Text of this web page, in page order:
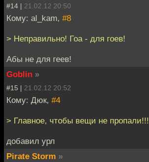
#14 | 21.02.12 20:50
Кому: al_kam, #8
> Неправильно! Гоа - для гоев!
Абы не для геев!
Goblin »
#15 | 21.02.12 20:52
Кому: Дюк, #4
> Главное, чтобы вещи не пропали!!!
добавил урл
Pirate Storm »